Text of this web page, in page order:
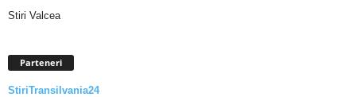
Stiri Valcea
Parteneri
StiriTransilvania24